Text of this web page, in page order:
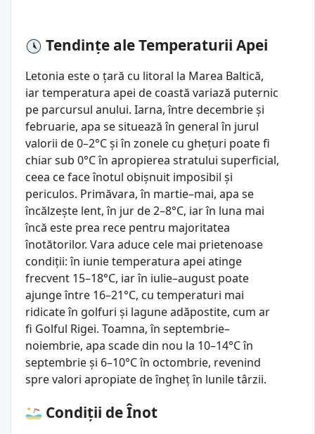
Tendințe ale Temperaturii Apei
Letonia este o țară cu litoral la Marea Baltică,
iar temperatura apei de coastă variază puternic
pe parcursul anului. Iarna, între decembrie și
februarie, apa se situează în general în jurul
valorii de 0–2°C și în zonele cu ghețuri poate fi
chiar sub 0°C în apropierea stratului superficial,
ceea ce face înotul obișnuit imposibil și
periculos. Primăvara, în martie–mai, apa se
încălzește lent, în jur de 2–8°C, iar în luna mai
încă este prea rece pentru majoritatea
înotătorilor. Vara aduce cele mai prietenoase
condiții: în iunie temperatura apei atinge
frecvent 15–18°C, iar în iulie–august poate
ajunge între 16–21°C, cu temperaturi mai
ridicate în golfuri și lagune adăpostite, cum ar
fi Golful Rigei. Toamna, în septembrie–
noiembrie, apa scade din nou la 10–14°C în
septembrie și 6–10°C în octombrie, revenind
spre valori apropiate de îngheț în lunile târzii.
Condiții de Înot